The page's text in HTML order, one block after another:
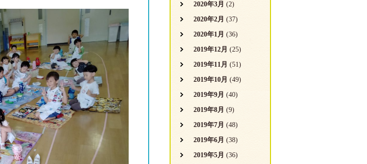
2020年3月 (2)
2020年2月 (37)
2020年1月 (36)
2019年12月 (25)
2019年11月 (51)
2019年10月 (49)
2019年9月 (40)
2019年8月 (9)
2019年7月 (48)
2019年6月 (38)
2019年5月 (36)